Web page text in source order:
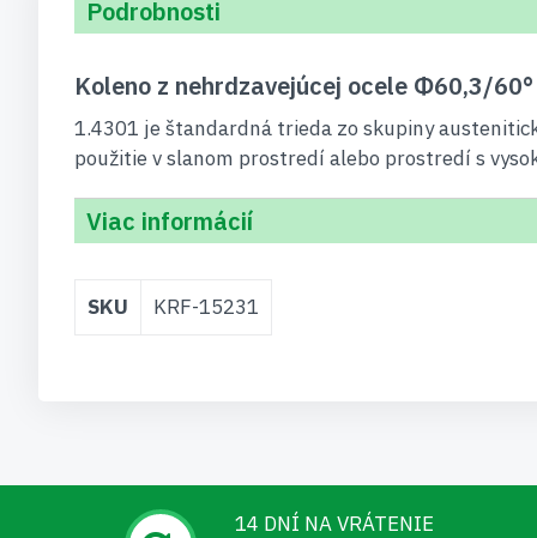
Podrobnosti
Koleno z nehrdzavejúcej ocele Φ60,3/
1.4301 je štandardná trieda zo skupiny
použitie v slanom prostredí alebo prostredí s
Viac informácií
informácií
SKU KRF-15231
14 DNÍ NA VRÁTENIE